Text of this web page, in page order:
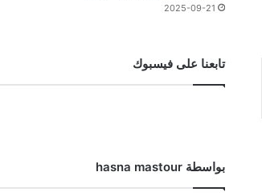
2025-09-21
تابعنا على فيسبوك
بواسطة hasna mastour